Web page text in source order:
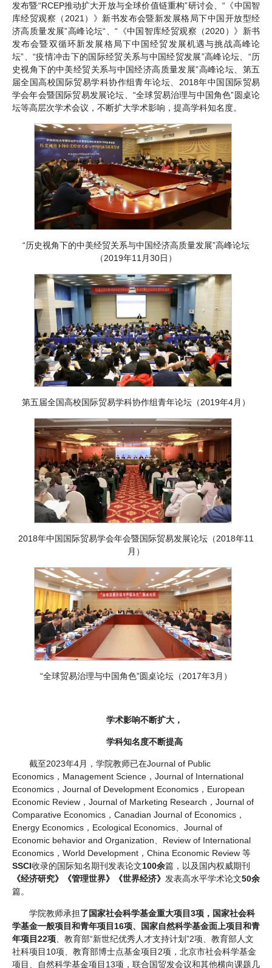
发布暨“RCEP推动扩大开放与全球价值链重构”研讨会、“《中国智
库经贸观察（2021）》新书发布会暨新发展格局下中国开放型经
济高质量发展”高峰论坛“、“《中国智库经贸观察（2020）》新书
发布会暨双循环新发展格局下中国经贸发展机遇与挑战高峰论
坛”、“疫情冲击下的国际经贸关系与中国经贸发展”高峰论坛、“历
史视角下的中美经贸关系与中国经济高质量发展”高峰论坛、第五
届全国高校国际贸易学科协作组青年论坛、2018年中国国际贸易
学会年会暨国际贸易发展论坛、“全球贸易治理与中国角色”圆桌论
坛等高层次学术会议，不断扩大学术影响，提高学科知名度。
“历史视角下的中美经贸关系与中国经济高质量发展”高峰论坛
（2019年11月30日）
第五届全国高校国际贸易学科协作组青年论坛（2019年4月）
2018年中国国际贸易学会年会暨国际贸易发展论坛（2018年11
月）
“全球贸易治理与中国角色”圆桌论坛（2017年3月）
学术影响不断扩大，
学科知名度不断提高
截至2023年4月，学院教师已在Journal of Public
Economics，Management Science，Journal of International
Economics，Journal of Development Economics，European
Economic Review，Journal of Marketing Research，Journal of
Comparative Economics，Canadian Journal of Economics，
Energy Economics，Ecological Economics、Journal of
Economic behavior and Organization、Review of International
Economics，World Development，China Economic Review 等
SSCI收录的国际知名期刊发表论文100余篇，以及国内权威期刊
《经济研究》《管理世界》《世界经济》 发表高水平学术论文50余
篇。
学院教师承担了国家社会科学基金重大项目3项，国家社会科
学基金一般项目和青年项目16项、国家自然科学基金面上项目和青
年项目22项 、教育部“新世纪优秀人才支持计划”2项、教育部人文
社科项目10项、教育部博士点基金项目2项，北京市社会科学基金
项目、自然科学基金项目13项，联合国贸发会议和其他横向课题几